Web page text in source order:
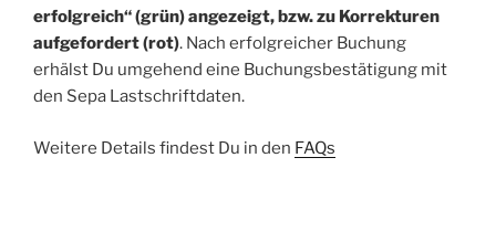
erfolgreich“ (grün) angezeigt, bzw. zu Korrekturen
aufgefordert (rot). Nach erfolgreicher Buchung
erhälst Du umgehend eine Buchungsbestätigung mit
den Sepa Lastschriftdaten.
Weitere Details findest Du in den FAQs